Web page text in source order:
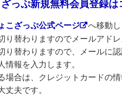
っぷ新規無料会員登録は
こざっぷ公式ページ
へ移動
り替わりますのでメールアド
り替わりますので、メールに
情報を入力します。
場合は、クレジットカードの
丈夫です。